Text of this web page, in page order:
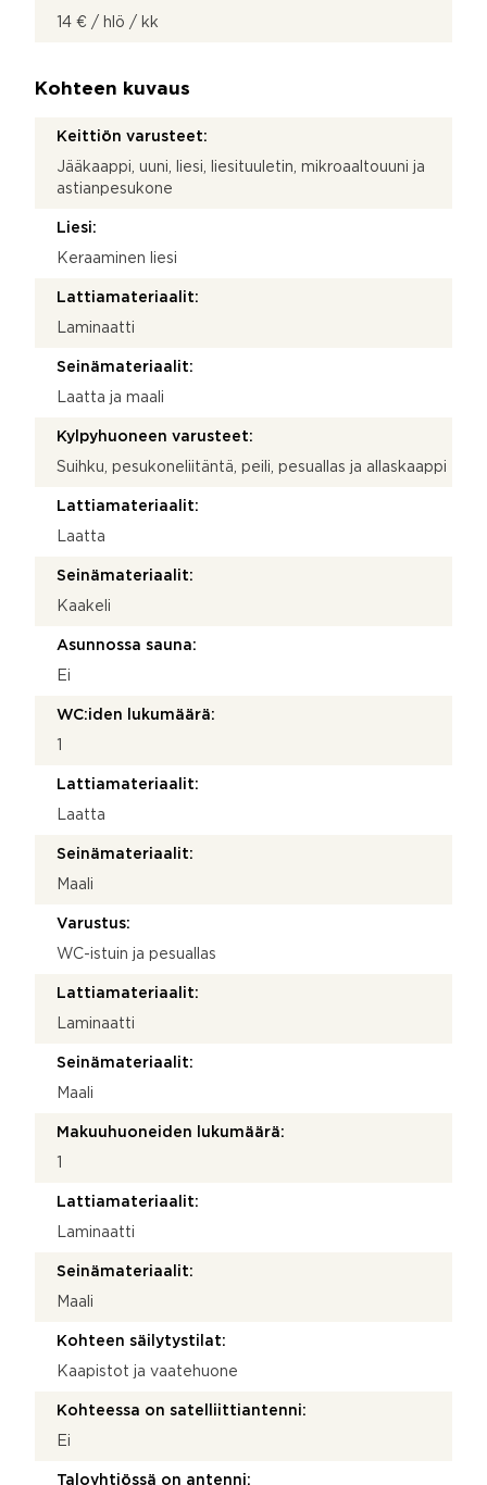
14 € / hlö / kk
Kohteen kuvaus
Keittiön varusteet:
Jääkaappi, uuni, liesi, liesituuletin, mikroaaltouuni ja
astianpesukone
Liesi:
Keraaminen liesi
Lattiamateriaalit:
Laminaatti
Seinämateriaalit:
Laatta ja maali
Kylpyhuoneen varusteet:
Suihku, pesukoneliitäntä, peili, pesuallas ja allaskaappi
Lattiamateriaalit:
Laatta
Seinämateriaalit:
Kaakeli
Asunnossa sauna:
Ei
WC:iden lukumäärä:
Lattiamateriaalit:
Laatta
Seinämateriaalit:
Maali
Varustus:
WC-istuin ja pesuallas
Lattiamateriaalit:
Laminaatti
Seinämateriaalit:
Maali
Makuuhuoneiden lukumäärä:
Lattiamateriaalit:
Laminaatti
Seinämateriaalit:
Maali
Kohteen säilytystilat:
Kaapistot ja vaatehuone
Kohteessa on satelliittiantenni:
Ei
Taloyhtiössä on antenni: